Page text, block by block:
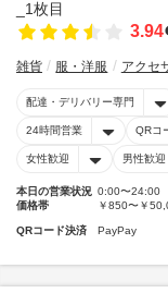
3.94
雑貨 服・洋服 アクセ
配達・デリバリー専門
24時間営業 QRコ
女性歓迎 男性歓迎
本日の営業状況 0:00〜24:00
価格帯
￥850〜￥
QRコード決済 PayPay